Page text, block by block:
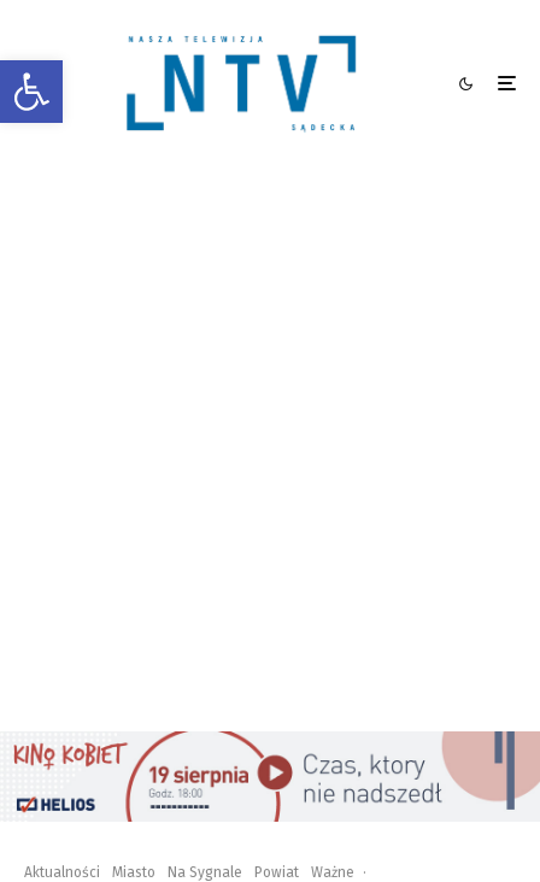
Otwórz pasek narzędzi
Aktualności Miasto Na Sygnale Powiat Ważne
·